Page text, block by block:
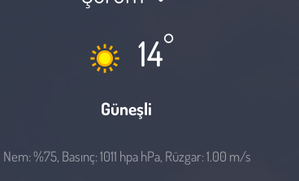
14°
Güneşli
Nem: %75, Basınç: 1011 hpa hPa, Rüzgar: 1.00 m/s